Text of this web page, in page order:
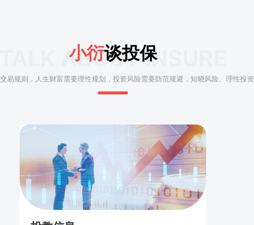
ABOUT INSURE
小衍谈投保
易规则，人生财富需要理性规划，投资风险需要防范规避，知晓风险、理性投资